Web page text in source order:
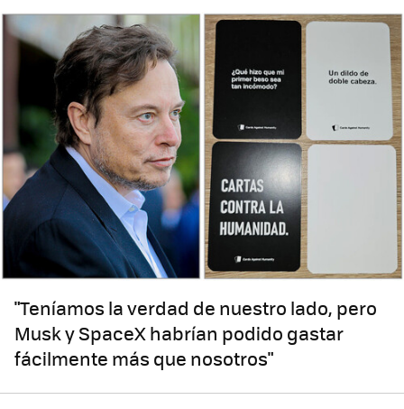
"Teníamos la verdad de nuestro lado, pero
Musk y SpaceX habrían podido gastar
fácilmente más que nosotros"